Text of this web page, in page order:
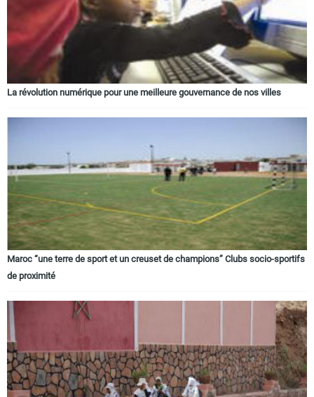
La révolution numérique pour une meilleure gouvernance de nos villes
Maroc “une terre de sport et un creuset de champions” Clubs socio-sportifs
de proximité